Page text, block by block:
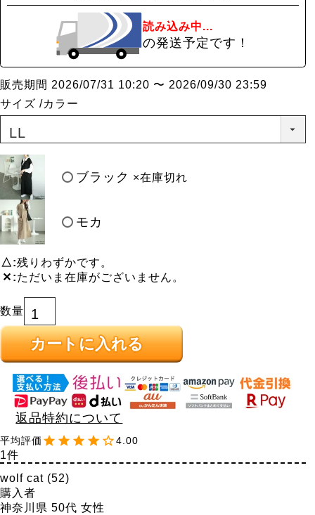
読み込み中...
の発送予定です！
販売期間 2026/07/31 10:20 〜 2026/09/30 23:59
サイズ
カラー
ブラック ×在庫切れ
モカ
△ 残りわずかです。
✕ ただいま在庫がございません。
カートに入れる
返品特約について
4.00
1
wolf cat
52
購入者
神奈川県 50代 女性